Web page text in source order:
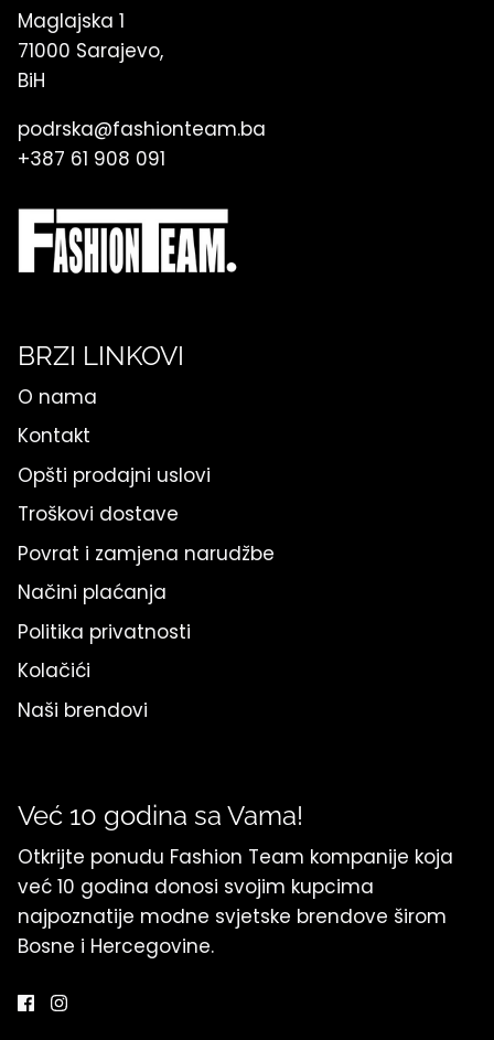
Maglajska 1
71000 Sarajevo,
BiH
podrska@fashionteam.ba
+387 61 908 091
BRZI LINKOVI
O nama
Kontakt
Opšti prodajni uslovi
Troškovi dostave
Povrat i zamjena narudžbe
Načini plaćanja
Politika privatnosti
Kolačići
Naši brendovi
Već 10 godina sa Vama!
Otkrijte ponudu Fashion Team kompanije koja
već 10 godina donosi svojim kupcima
najpoznatije modne svjetske brendove širom
Bosne i Hercegovine.